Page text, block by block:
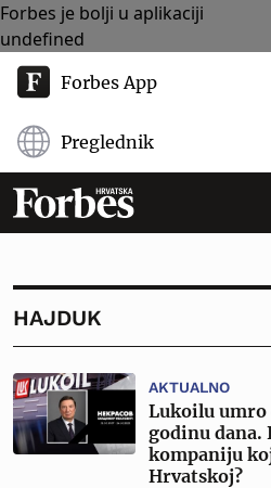
Forbes je bolji u aplikaciji
undefined
Forbes App
Preglednik
HAJDUK
AKTUALNO
Lukoilu
godinu dana.
kompaniju
Hrvatskoj?